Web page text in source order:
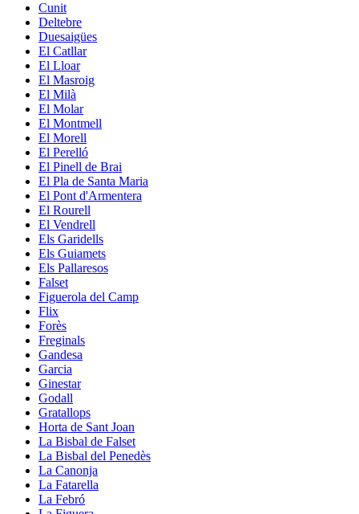
Cunit
Deltebre
Duesaigües
El Catllar
El Lloar
El Masroig
El Milà
El Molar
El Montmell
El Morell
El Perelló
El Pinell de Brai
El Pla de Santa Maria
El Pont d'Armentera
El Rourell
El Vendrell
Els Garidells
Els Guiamets
Els Pallaresos
Falset
Figuerola del Camp
Flix
Forès
Freginals
Gandesa
Garcia
Ginestar
Godall
Gratallops
Horta de Sant Joan
La Bisbal de Falset
La Bisbal del Penedès
La Canonja
La Fatarella
La Febró